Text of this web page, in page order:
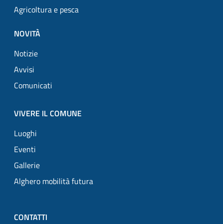
Agricoltura e pesca
NOVITÀ
Notizie
Avvisi
Comunicati
VIVERE IL COMUNE
Luoghi
Eventi
Gallerie
Alghero mobilità futura
CONTATTI